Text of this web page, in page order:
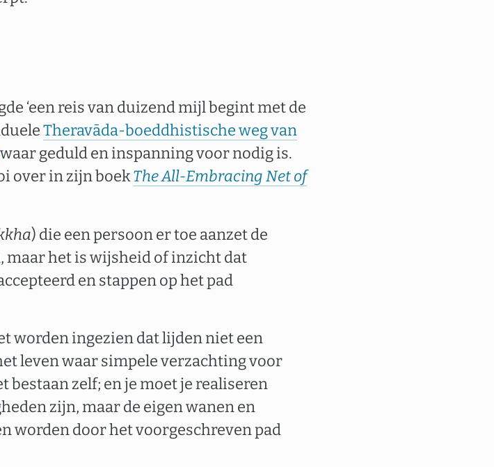
‘een reis van duizend mijl begint met de
Theravāda-boeddhistische weg van
waar geduld en inspanning voor nodig is.
over in zijn boekThe All-Embracing Net of
) die een persoon er toe aanzet de
maar het is wijsheid of inzicht dat
en stappen op het pad
worden ingezien dat lijden niet een
leven waar simpele verzachting voor
zelf; en je moet je realiseren
zijn, maar de eigen wanen en
worden door het voorgeschreven pad